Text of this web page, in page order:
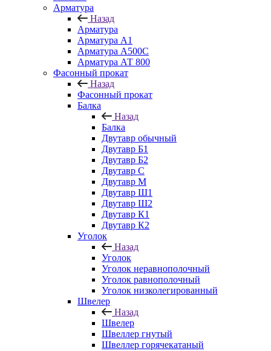
Арматура
Назад
Арматура
Арматура А1
Арматура А500С
Арматура АТ 800
Фасонный прокат
Назад
Фасонный прокат
Балка
Назад
Балка
Двутавр обычный
Двутавр Б1
Двутавр Б2
Двутавр С
Двутавр М
Двутавр Ш1
Двутавр Ш2
Двутавр К1
Двутавр К2
Уголок
Назад
Уголок
Уголок неравнополочный
Уголок равнополочный
Уголок низколегированный
Швелер
Назад
Швелер
Швеллер гнутый
Швеллер горячекатаный